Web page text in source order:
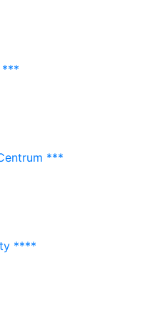
***
***
****